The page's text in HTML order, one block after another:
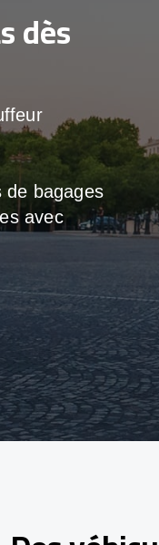
dès
de bagages
avec